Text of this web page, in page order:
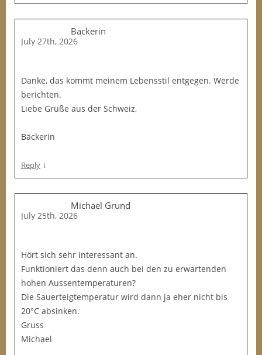
Bäckerin
July 27th, 2026
Danke, das kommt meinem Lebensstil entgegen. Werde
berichten.
Liebe Grüße aus der Schweiz,
Bäckerin
Reply ↓
Michael Grund
July 25th, 2026
Hört sich sehr interessant an.
Funktioniert das denn auch bei den zu erwartenden
hohen Aussentemperaturen?
Die Sauerteigtemperatur wird dann ja eher nicht bis
20°C absinken.
Gruss
Michael